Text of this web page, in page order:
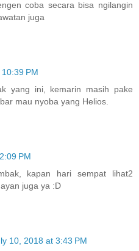
coba secara bisa ngilangin
juga
PM
yang ini, kemarin masih pake
mau nyoba yang Helios.
PM
kapan hari sempat lihat2
juga ya :D
10, 2018 at 3:43 PM